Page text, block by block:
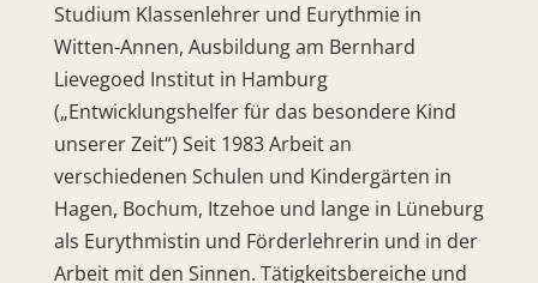
Studium Klassenlehrer und Eurythmie in
Witten-Annen, Ausbildung am Bernhard
Lievegoed Institut in Hamburg
(„Entwicklungshelfer für das besondere Kind
unserer Zeit“) Seit 1983 Arbeit an
verschiedenen Schulen und Kindergärten in
Hagen, Bochum, Itzehoe und lange in Lüneburg
als Eurythmistin und Förderlehrerin und in der
Arbeit mit den Sinnen. Tätigkeitsbereiche und